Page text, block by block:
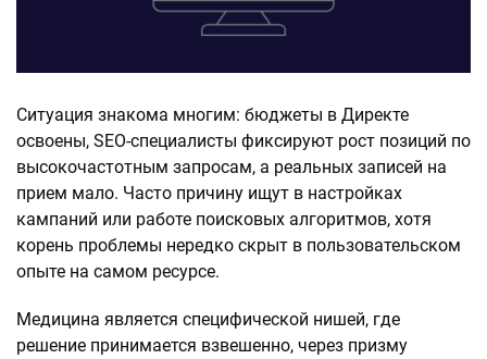
Ситуация знакома многим: бюджеты в Директе
освоены, SEO-специалисты фиксируют рост позиций по
высокочастотным запросам, а реальных записей на
прием мало. Часто причину ищут в настройках
кампаний или работе поисковых алгоритмов, хотя
корень проблемы нередко скрыт в пользовательском
опыте на самом ресурсе.
Медицина является специфической нишей, где
решение принимается взвешенно, через призму